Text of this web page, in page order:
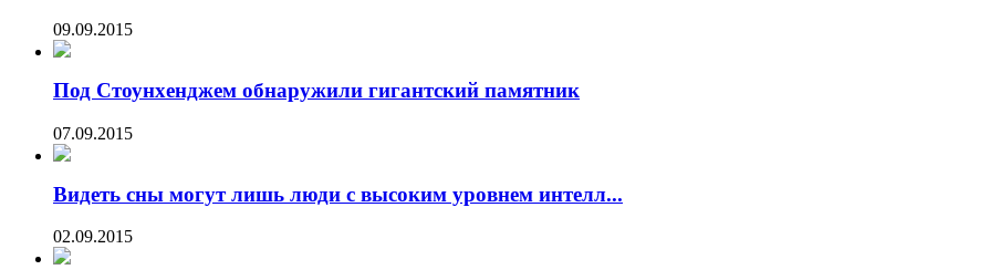
09.09.2015
Под Стоунхенджем обнаружили гигантский памятник
07.09.2015
Видеть сны могут лишь люди с высоким уровнем интелл...
02.09.2015